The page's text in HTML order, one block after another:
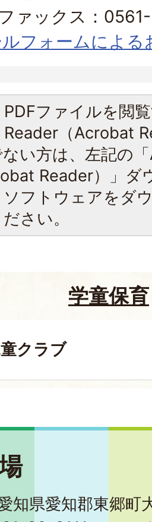
ファックス：
ルフォームによる
PDFファイルを閲
Reader（Acrobat
い方は、左記の
Reader）」ダ
ソフトウェアをダ
さい。
学童保育
クラブ
知県愛知郡東郷町